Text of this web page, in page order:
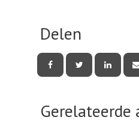
Delen
deze deze deze